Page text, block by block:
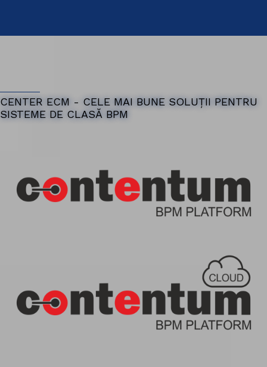
CENTER ECM - CELE MAI BUNE SOLUȚII PENTRU
SISTEME DE CLASĂ BPM